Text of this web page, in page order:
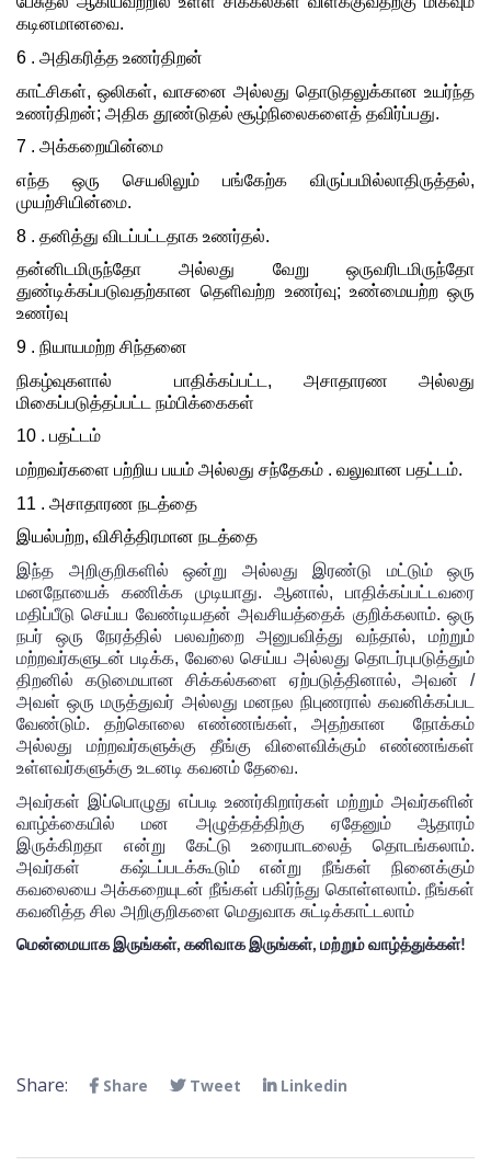
கடினமானவை.
6 . அதிகரித்த உணர்திறன்
காட்சிகள், ஒலிகள், வாசனை அல்லது தொடுதலுக்கான உயர்ந்த
உணர்திறன்; அதிக தூண்டுதல் சூழ்நிலைகளைத் தவிர்ப்பது.
7 . அக்கறையின்மை
எந்த ஒரு செயலிலும் பங்கேற்க விருப்பமில்லாதிருத்தல்,
முயற்சியின்மை.
8 . தனித்து விடப்பட்டதாக உணர்தல்.
தன்னிடமிருந்தோ அல்லது வேறு ஒருவரிடமிருந்தோ
துண்டிக்கப்படுவதற்கான தெளிவற்ற உணர்வு; உண்மையற்ற ஒரு
உணர்வு
9 . நியாயமற்ற சிந்தனை
நிகழ்வுகளால்  பாதிக்கப்பட்ட, அசாதாரண அல்லது
மிகைப்படுத்தப்பட்ட நம்பிக்கைகள்
10 . பதட்டம்
மற்றவர்களை பற்றிய பயம் அல்லது சந்தேகம் . வலுவான பதட்டம்.
11 . அசாதாரண நடத்தை
இயல்பற்ற, விசித்திரமான நடத்தை
இந்த அறிகுறிகளில் ஒன்று அல்லது இரண்டு மட்டும் ஒரு
மனநோயைக் கணிக்க முடியாது. ஆனால், பாதிக்கப்பட்டவரை
மதிப்பீடு செய்ய வேண்டியதன் அவசியத்தைக் குறிக்கலாம். ஒரு
நபர் ஒரு நேரத்தில் பலவற்றை அனுபவித்து வந்தால், மற்றும்
மற்றவர்களுடன் படிக்க, வேலை செய்ய அல்லது தொடர்புபடுத்தும்
திறனில் கடுமையான சிக்கல்களை ஏற்படுத்தினால், அவன் /
அவள் ஒரு மருத்துவர் அல்லது மனநல நிபுணரால் கவனிக்கப்பட
வேண்டும். தற்கொலை எண்ணங்கள், அதற்கான  நோக்கம்
அல்லது மற்றவர்களுக்கு தீங்கு விளைவிக்கும் எண்ணங்கள்
உள்ளவர்களுக்கு உடனடி கவனம் தேவை.
அவர்கள் இப்பொழுது எப்படி உணர்கிறார்கள் மற்றும் அவர்களின்
வாழ்க்கையில்
மன அழுத்தத்திற்கு ஏதேனும்
ஆதாரம்
இருக்கிறதா
என்று கேட்டு உரையாடலைத் தொடங்கலாம்
அவர்கள்
கஷ்டப்படக்கூடும் என்று நீங்கள்
நினைக்கும்
கவலையை அக்கறையுடன் நீங்கள் பகிர்ந்து கொள்ளலாம். நீங்கள்
கவனித்த சில அறிகுறிகளை மெதுவாக சுட்டிக்காட்டலாம்
மென்மையாக இருங்கள், கனிவாக இருங்கள், மற்றும் வாழ்த்துக்கள்!
Share: Share Tweet Linkedin